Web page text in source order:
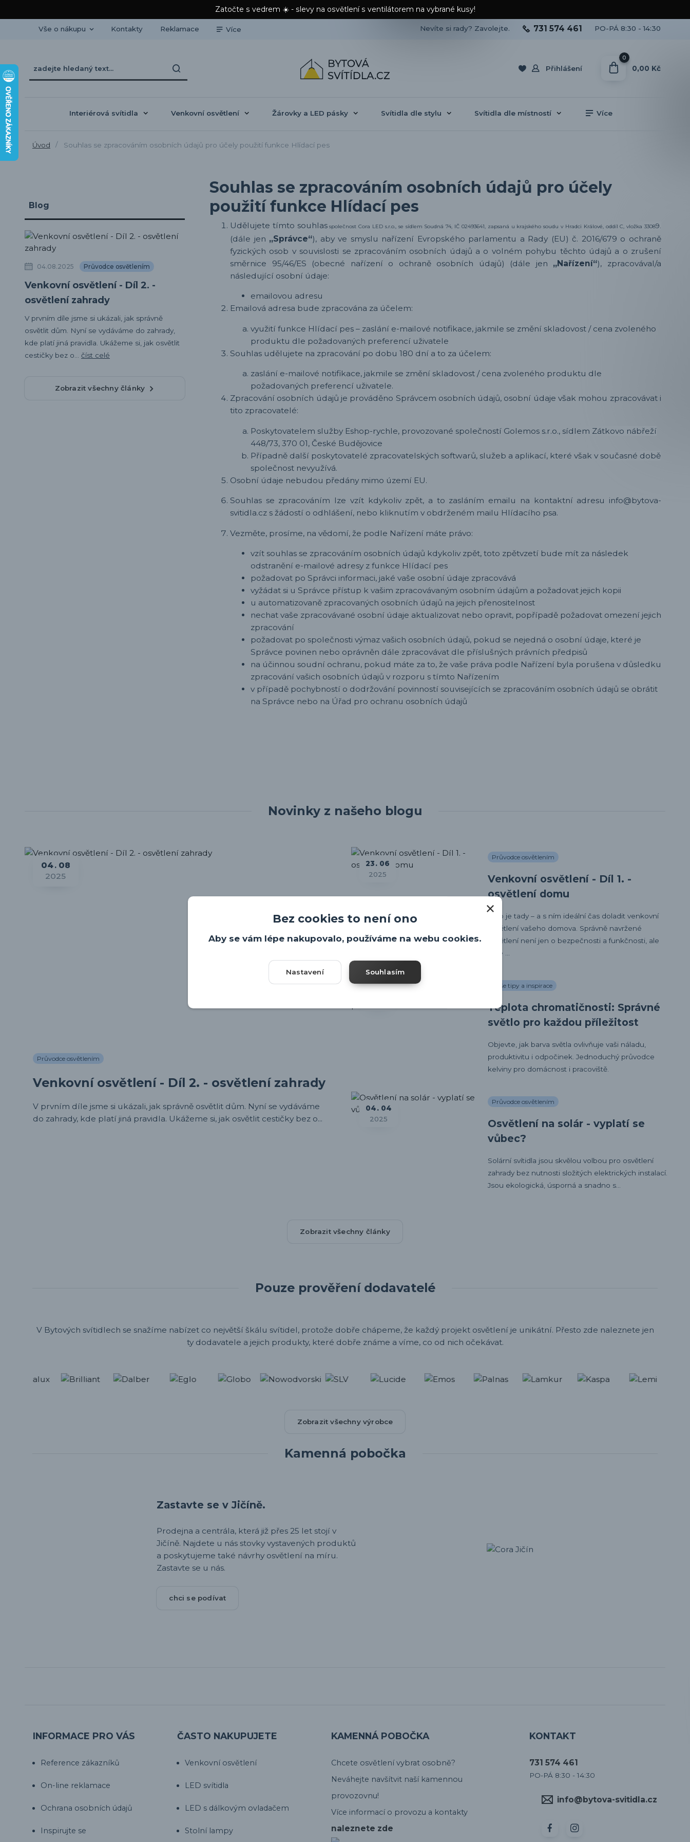
Zatočte s vedrem ☀️ - slevy na osvětlení s ventilátorem na vybrané kusy!
Vše o nákupu Kontakty Reklamace Více
Přihlášení
Nevíte si rady? Zavolejte. 731 574 461 PO-PÁ 8:30 - 14:30
0
0,00 Kč
Interiérová svítidla Venkovní osvětlení Žárovky a LED pásky Svítidla dle stylu Svítidla dle místností Více
Úvod Souhlas se zpracováním osobních údajů pro účely použití funkce Hlídací pes
Blog
04.08.2025 Průvodce osvětlením
Venkovní osvětlení - Díl 2. -
osvětlení zahrady
V prvním díle jsme si ukázali, jak správně
osvětlit dům. Nyní se vydáváme do zahrady,
kde platí jiná pravidla. Ukážeme si, jak osvětlit
cestičky bez o... číst celé
Zobrazit všechny články
Souhlas se zpracováním osobních údajů pro účely
použití funkce Hlídací pes
Udělujete tímto souhlasspolečnost Cora LED s.r.o., se sídlem Soudná 74, IČ 02493641, zapsaná u krajského soudu v Hradci Králové, oddíl C, vložka 33089.
(dále jen „Správce“), aby ve smyslu nařízení Evropského parlamentu a Rady (EU) č. 2016/679 o ochraně
fyzických osob v souvislosti se zpracováním osobních údajů a o volném pohybu těchto údajů a o zrušení
směrnice 95/46/ES (obecné nařízení o ochraně osobních údajů) (dále jen „Nařízení“), zpracovával/a
následující osobní údaje:
emailovou adresu
Emailová adresa bude zpracována za účelem:
využití funkce Hlídací pes – zaslání e-mailové notifikace, jakmile se změní skladovost / cena zvoleného
produktu dle požadovaných preferencí uživatele
Souhlas udělujete na zpracování po dobu 180 dní a to za účelem:
zaslání e-mailové notifikace, jakmile se změní skladovost / cena zvoleného produktu dle
požadovaných preferencí uživatele.
Zpracování osobních údajů je prováděno Správcem osobních údajů, osobní údaje však mohou zpracovávat i
tito zpracovatelé:
Poskytovatelem služby Eshop-rychle, provozované společností Golemos s.r.o., sídlem Zátkovo nábřeží
448/73, 370 01, České Budějovice
Případně další poskytovatelé zpracovatelských softwarů, služeb a aplikací, které však v současné době
společnost nevyužívá.
Osobní údaje nebudou předány mimo území EU.
Souhlas se zpracováním lze vzít kdykoliv zpět, a to zasláním emailu na kontaktní adresu info@bytova-
svitidla.cz s žádostí o odhlášení, nebo kliknutím v obdrženém mailu Hlídacího psa.
Vezměte, prosíme, na vědomí, že podle Nařízení máte právo:
vzít souhlas se zpracováním osobních údajů kdykoliv zpět, toto zpětvzetí bude mít za následek
odstranění e-mailové adresy z funkce Hlídací pes
požadovat po Správci informaci, jaké vaše osobní údaje zpracovává
vyžádat si u Správce přístup k vašim zpracovávaným osobním údajům a požadovat jejich kopii
u automatizovaně zpracovaných osobních údajů na jejich přenositelnost
nechat vaše zpracovávané osobní údaje aktualizovat nebo opravit, popřípadě požadovat omezení jejich
zpracování
požadovat po společnosti výmaz vašich osobních údajů, pokud se nejedná o osobní údaje, které je
Správce povinen nebo oprávněn dále zpracovávat dle příslušných právních předpisů
na účinnou soudní ochranu, pokud máte za to, že vaše práva podle Nařízení byla porušena v důsledku
zpracování vašich osobních údajů v rozporu s tímto Nařízením
v případě pochybností o dodržování povinností souvisejících se zpracováním osobních údajů se obrátit
na Správce nebo na Úřad pro ochranu osobních údajů
Novinky z našeho blogu
04 08
2025
Průvodce osvětlením
Venkovní osvětlení - Díl 2. - osvětlení zahrady
V prvním díle jsme si ukázali, jak správně osvětlit dům. Nyní se vydáváme
do zahrady, kde platí jiná pravidla. Ukážeme si, jak osvětlit cestičky bez o...
23
06
2025
Průvodce osvětlením
Venkovní osvětlení - Díl 1. -
osvětlení domu
Léto je tady – a s ním ideální čas doladit venkovní
osvětlení vašeho domova. Správně navržené
osvětlení není jen o bezpečnosti a funkčnosti, ale
také ...
Naše tipy a inspirace
Teplota chromatičnosti: Správné
světlo pro každou příležitost
Objevte, jak barva světla ovlivňuje vaši náladu,
produktivitu i odpočinek. Jednoduchý průvodce
kelviny pro domácnost i pracoviště.
04
04
2025
Průvodce osvětlením
Osvětlení na solár - vyplatí se
vůbec?
Solární svítidla jsou skvělou volbou pro osvětlení
zahrady bez nutnosti složitých elektrických instalací.
Jsou ekologická, úsporná a snadno s...
Zobrazit všechny články
Pouze prověření dodavatelé
V Bytových svítidlech se snažíme nabízet co největší škálu svítidel, protože dobře chápeme, že každý projekt osvětlení je unikátní. Přesto zde naleznete jen
ty dodavatele a jejich produkty, které dobře známe a víme, co od nich očekávat.
Zobrazit všechny výrobce
Kamenná pobočka
Zastavte se v Jičíně.
Prodejna a centrála, která již přes 25 let stojí v
Jičíně. Najdete u nás stovky vystavených produktů
a poskytujeme také návrhy osvětlení na míru.
Zastavte se u nás.
chci se podívat
INFORMACE PRO VÁS
Reference zákazníků
On-line reklamace
Ochrana osobních údajů
Inspirujte se
ČASTO NAKUPUJETE
Venkovní osvětlení
LED svítidla
LED s dálkovým ovladačem
Stolní lampy
KAMENNÁ POBOČKA
Chcete osvětlení vybrat osobně?
Neváhejte navšítvit naší kamennou
provozovnu!
Více informací o provozu a kontakty
naleznete zde
KONTAKT
731 574 461
PO-PÁ 8:30 - 14:30
info@bytova-svitidla.cz
Bez cookies to není ono
Aby se vám lépe nakupovalo, používáme na webu cookies.
Nastavení Souhlasím